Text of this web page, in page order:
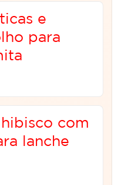
e
para
com
lanche